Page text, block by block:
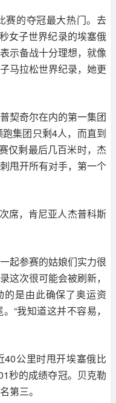
赛的夺冠最大热门。去
女子世界纪录的埃塞俄
示备战十分理想，就像
马拉松世界纪录，她更
契奇尔在内的第一集团
集团只剩4人，而直到
仅剩最后几百米时，杰
甩开所有对手，第一个
席，肯尼亚人杰普科斯
起参赛的姑娘们实力很
这次很可能会被刷新，
的是由此确保了奥运资
“我知道这并不容易，
40公里时甩开埃塞俄比
秒的成绩夺冠。贝克勒
第三。